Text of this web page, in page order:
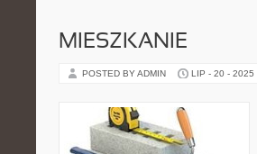
MIESZKANIE
POSTED BY ADMIN LIP - 20 - 2025